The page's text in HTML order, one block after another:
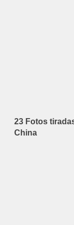
23 Fotos
China